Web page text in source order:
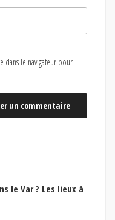
dans le navigateur pour
le Var ? Les lieux à